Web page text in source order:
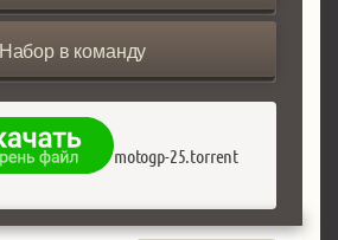
Набор в команду
motogp-25.torrent